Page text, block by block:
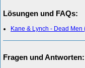
Lösungen und FAQs:
Kane & Lynch - Dead Men
Fragen und Antworten: